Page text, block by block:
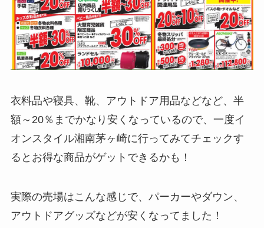
衣料品や寝具、靴、アウトドア用品などなど、半
額～20％までかなり安くなっているので、一度イ
オンスタイル湘南茅ヶ崎に行ってみてチェックす
るとお得な商品がゲットできるかも！
実際の売場はこんな感じで、パーカーやダウン、
アウトドアグッズなどが安くなってました！